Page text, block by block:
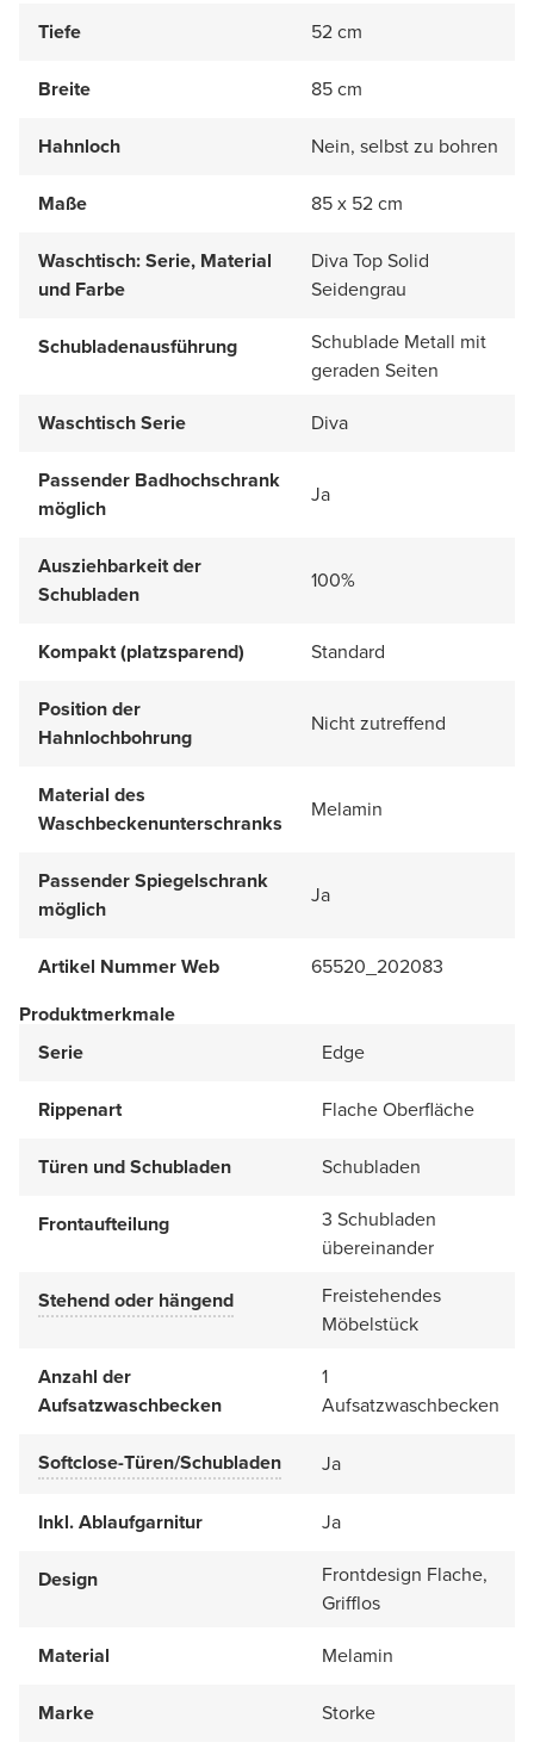
Tiefe
52 cm
Breite 85 cm
Hahnloch Nein, selbst zu bohren
Maße 85 x 52 cm
Waschtisch: Serie, Material
und Farbe
Diva Top Solid
Seidengrau
Schubladenausführung
Schublade Metall mit
geraden Seiten
Waschtisch Serie
Diva
Passender Badhochschrank
möglich
Ja
Ausziehbarkeit der
Schubladen
100%
Kompakt (platzsparend) Standard
Position der
Hahnlochbohrung
Nicht zutreffend
Material des
Waschbeckenunterschranks
Melamin
Passender Spiegelschrank
möglich
Ja
Artikel Nummer Web
65520_202083
Produktmerkmale
Serie
Edge
Rippenart Flache Oberfläche
Türen und Schubladen Schubladen
Frontaufteilung
3 Schubladen
übereinander
Stehend oder hängend
Freistehendes
Möbelstück
Anzahl der
Aufsatzwaschbecken
1
Aufsatzwaschbecken
Softclose-Türen/Schubladen Ja
Inkl. Ablaufgarnitur Ja
Design
Frontdesign Flache,
Grifflos
Material
Melamin
Marke Storke